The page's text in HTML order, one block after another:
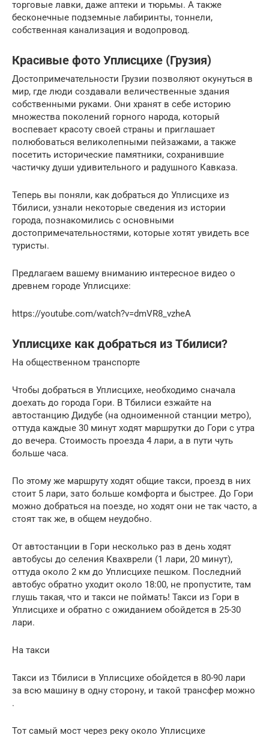
торговые лавки, даже аптеки и тюрьмы. А также
бесконечные подземные лабиринты, тоннели,
собственная канализация и водопровод.
Красивые фото Уплисцихе (Грузия)
Достопримечательности Грузии позволяют окунуться в
мир, где люди создавали величественные здания
собственными руками. Они хранят в себе историю
множества поколений горного народа, который
воспевает красоту своей страны и приглашает
полюбоваться великолепными пейзажами, а также
посетить исторические памятники, сохранившие
частичку души удивительного и радушного Кавказа.
Теперь вы поняли, как добраться до Уплисцихе из
Тбилиси, узнали некоторые сведения из истории
города, познакомились с основными
достопримечательностями, которые хотят увидеть все
туристы.
Предлагаем вашему вниманию интересное видео о
древнем городе Уплисцихе:
https://youtube.com/watch?v=dmVR8_vzheA
Уплисцихе как добраться из Тбилиси?
На общественном транспорте
Чтобы добраться в Уплисцихе, необходимо сначала
доехать до города Гори. В Тбилиси езжайте на
автостанцию Дидубе (на одноименной станции метро),
оттуда каждые 30 минут ходят маршрутки до Гори с утра
до вечера. Стоимость проезда 4 лари, а в пути чуть
больше часа.
По этому же маршруту ходят общие такси, проезд в них
стоит 5 лари, зато больше комфорта и быстрее. До Гори
можно добраться на поезде, но ходят они не так часто, а
стоят так же, в общем неудобно.
От автостанции в Гори несколько раз в день ходят
автобусы до селения Квахврели (1 лари, 20 минут),
оттуда около 2 км до Уплисцихе пешком. Последний
автобус обратно уходит около 18:00, не пропустите, там
глушь такая, что и такси не поймать! Такси из Гори в
Уплисцихе и обратно с ожиданием обойдется в 25-30
лари.
На такси
Такси из Тбилиси в Уплисцихе обойдется в 80-90 лари
за всю машину в одну сторону, и такой трансфер можно
.
Тот самый мост через реку около Уплисцихе